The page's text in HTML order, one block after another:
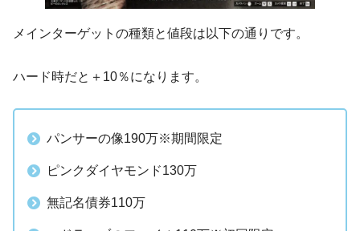
メインターゲットの種類と値段は以下の通りです。
ハード時だと＋10％になります。
パンサーの像190万※期間限定
ピンクダイヤモンド130万
無記名債券110万